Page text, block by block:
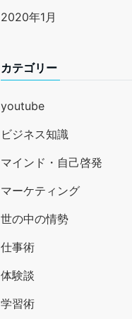
2020年1月
カテゴリー
youtube
ビジネス知識
マインド・自己啓発
マーケティング
世の中の情勢
仕事術
体験談
学習術